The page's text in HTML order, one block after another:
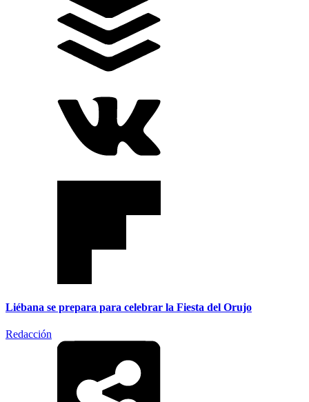
Liébana se prepara para celebrar la Fiesta del Orujo
Redacción